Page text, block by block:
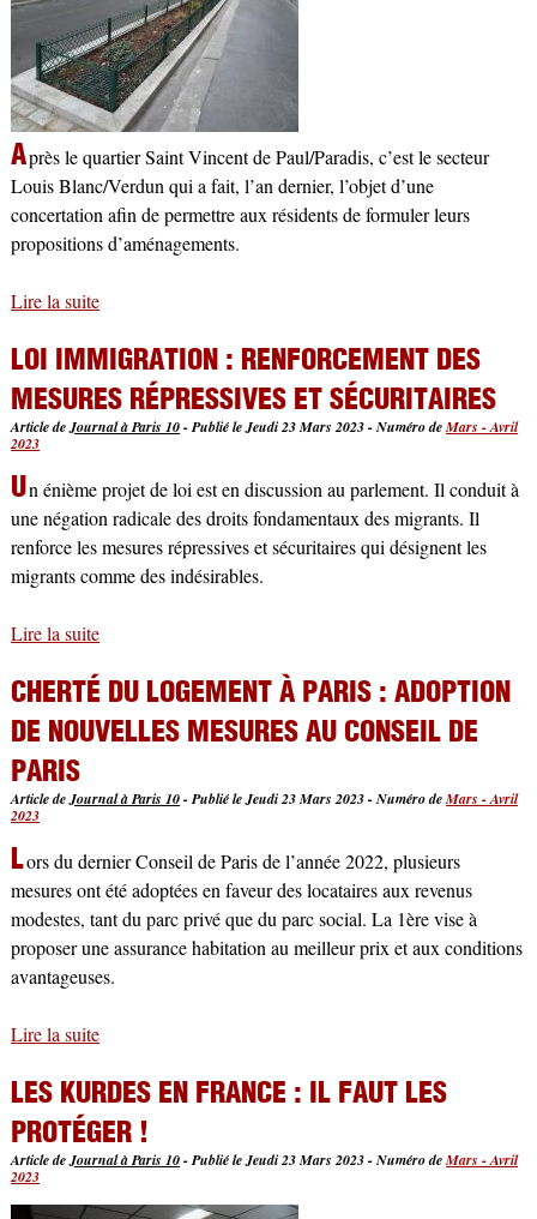
Après le quartier Saint Vincent de Paul/Paradis, c’est le secteur
Louis Blanc/Verdun qui a fait, l’an dernier, l’objet d’une
concertation afin de permettre aux résidents de formuler leurs
propositions d’aménagements.
Lire la suite
LOI IMMIGRATION : RENFORCEMENT DES
MESURES RÉPRESSIVES ET SÉCURITAIRES
Article deJournal à Paris 10-Publié le Jeudi 23 Mars 2023-Numéro deMars - Avril
2023
Un énième projet de loi est en discussion au parlement. Il conduit à
une négation radicale des droits fondamentaux des migrants. Il
renforce les mesures répressives et sécuritaires qui désignent les
migrants comme des indésirables.
Lire la suite
CHERTÉ DU LOGEMENT À PARIS : ADOPTION
DE NOUVELLES MESURES AU CONSEIL DE
PARIS
Article deJournal à Paris 10-Publié le Jeudi 23 Mars 2023-Numéro deMars - Avril
2023
Lors du dernier Conseil de Paris de l’année 2022, plusieurs
mesures ont été adoptées en faveur des locataires aux revenus
modestes, tant du parc privé que du parc social. La 1ère vise à
proposer une assurance habitation au meilleur prix et aux conditions
avantageuses.
Lire la suite
LES KURDES EN FRANCE : IL FAUT LES
PROTÉGER !
Article deJournal à Paris 10-Publié le Jeudi 23 Mars 2023-Numéro deMars - Avril
2023